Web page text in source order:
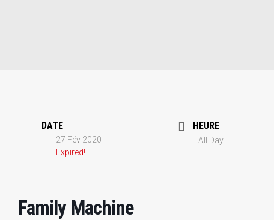
DATE
27 Fév 2020
Expired!
HEURE
All Day
Family Machine